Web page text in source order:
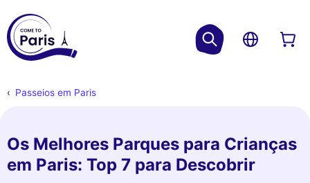
Passeios em Paris
Os Melhores Parques para Crianças
em Paris: Top 7 para Descobrir